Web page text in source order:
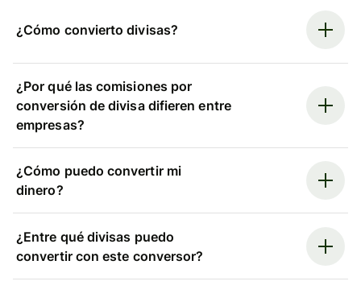
¿Cómo convierto divisas?
¿Por qué las comisiones por
conversión de divisa difieren entre
empresas?
¿Cómo puedo convertir mi
dinero?
¿Entre qué divisas puedo
convertir con este conversor?